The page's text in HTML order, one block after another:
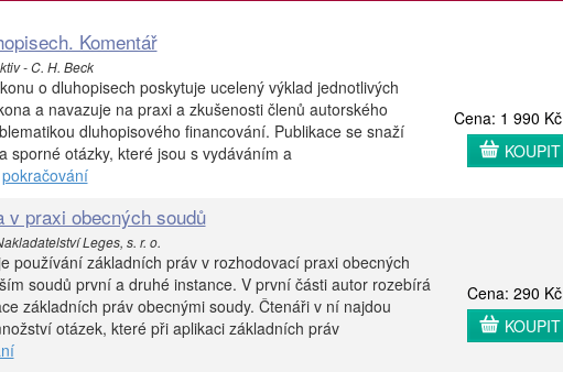
Komentář
- C. H. Beck
o dluhopisech poskytuje ucelený výklad jednotlivých
a navazuje na praxi a zkušenosti členů autorského
dluhopisového financování. Publikace se snaží
sporné otázky, které jsou s vydáváním a
pokračování
Cena: 1 990 Kč
KOUPIT
v praxi obecných soudů
Leges, s. r. o.
používání základních práv v rozhodovací praxi obecných
soudů první a druhé instance. V první části autor rozebírá
základních práv obecnými soudy. Čtenáři v ní najdou
otázek, které při aplikaci základních práv
Cena: 290 Kč
KOUPIT